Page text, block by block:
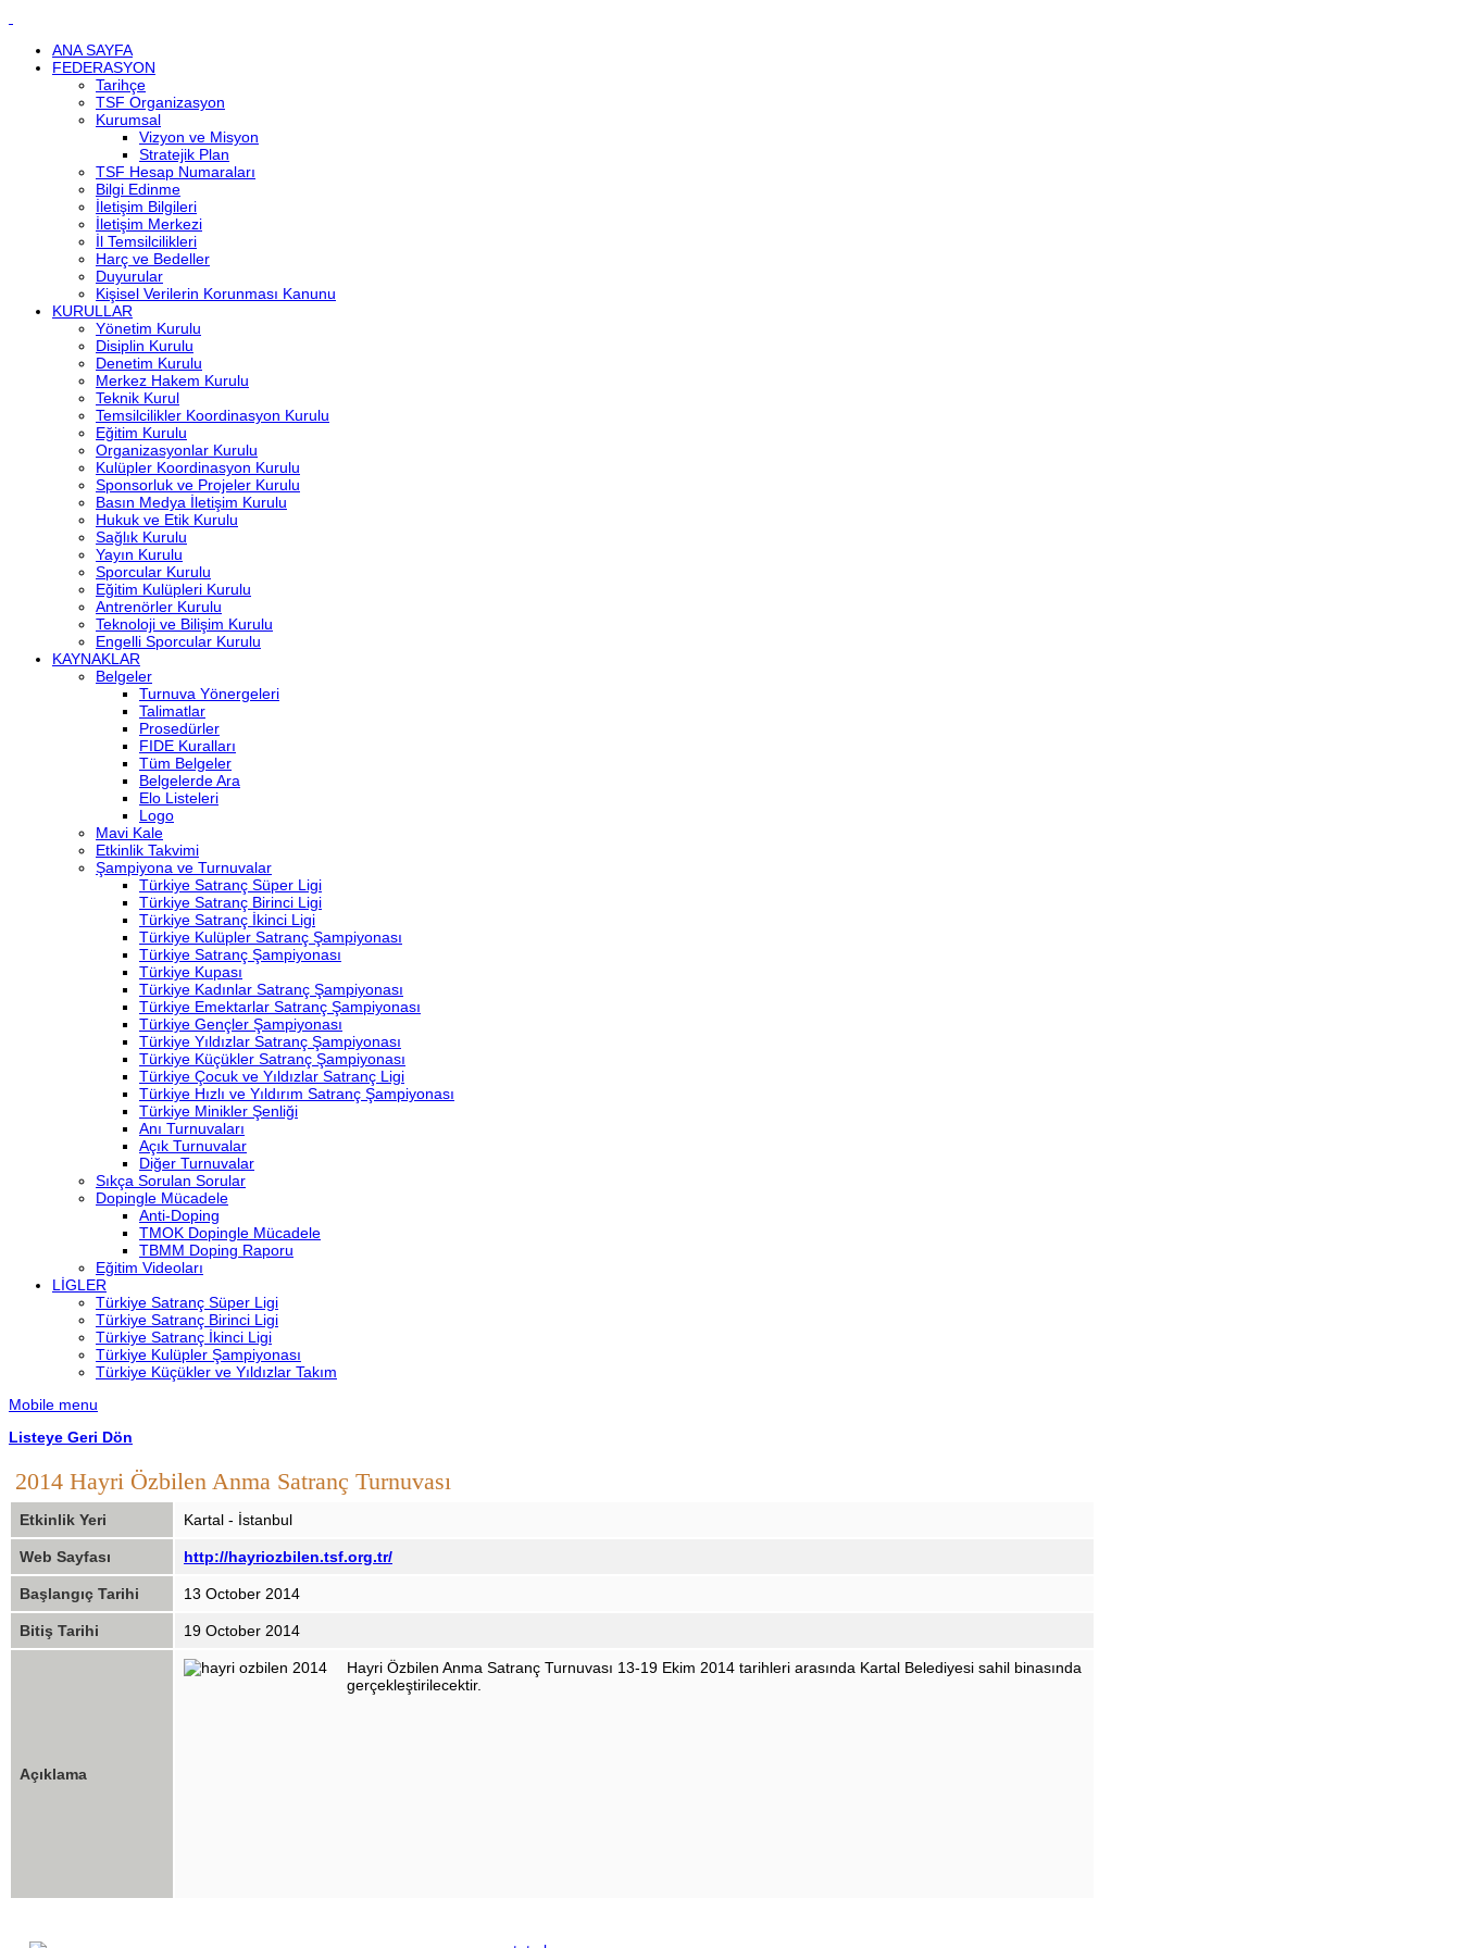
ANA SAYFA
FEDERASYON
Tarihçe
TSF Organizasyon
Kurumsal
Vizyon ve Misyon
Stratejik Plan
TSF Hesap Numaraları
Bilgi Edinme
İletişim Bilgileri
İletişim Merkezi
İl Temsilcilikleri
Harç ve Bedeller
Duyurular
Kişisel Verilerin Korunması Kanunu
KURULLAR
Yönetim Kurulu
Disiplin Kurulu
Denetim Kurulu
Merkez Hakem Kurulu
Teknik Kurul
Temsilcilikler Koordinasyon Kurulu
Eğitim Kurulu
Organizasyonlar Kurulu
Kulüpler Koordinasyon Kurulu
Sponsorluk ve Projeler Kurulu
Basın Medya İletişim Kurulu
Hukuk ve Etik Kurulu
Sağlık Kurulu
Yayın Kurulu
Sporcular Kurulu
Eğitim Kulüpleri Kurulu
Antrenörler Kurulu
Teknoloji ve Bilişim Kurulu
Engelli Sporcular Kurulu
KAYNAKLAR
Belgeler
Turnuva Yönergeleri
Talimatlar
Prosedürler
FIDE Kuralları
Tüm Belgeler
Belgelerde Ara
Elo Listeleri
Logo
Mavi Kale
Etkinlik Takvimi
Şampiyona ve Turnuvalar
Türkiye Satranç Süper Ligi
Türkiye Satranç Birinci Ligi
Türkiye Satranç İkinci Ligi
Türkiye Kulüpler Satranç Şampiyonası
Türkiye Satranç Şampiyonası
Türkiye Kupası
Türkiye Kadınlar Satranç Şampiyonası
Türkiye Emektarlar Satranç Şampiyonası
Türkiye Gençler Şampiyonası
Türkiye Yıldızlar Satranç Şampiyonası
Türkiye Küçükler Satranç Şampiyonası
Türkiye Çocuk ve Yıldızlar Satranç Ligi
Türkiye Hızlı ve Yıldırım Satranç Şampiyonası
Türkiye Minikler Şenliği
Anı Turnuvaları
Açık Turnuvalar
Diğer Turnuvalar
Sıkça Sorulan Sorular
Dopingle Mücadele
Anti-Doping
TMOK Dopingle Mücadele
TBMM Doping Raporu
Eğitim Videoları
LİGLER
Türkiye Satranç Süper Ligi
Türkiye Satranç Birinci Ligi
Türkiye Satranç İkinci Ligi
Türkiye Kulüpler Şampiyonası
Türkiye Küçükler ve Yıldızlar Takım
Mobile menu
Listeye Geri Dön
2014 Hayri Özbilen Anma Satranç Turnuvası
Etkinlik Yeri Kartal - İstanbul
Web Sayfası http://hayriozbilen.tsf.org.tr/
Başlangıç Tarihi 13 October 2014
Bitiş Tarihi 19 October 2014
Açıklama
Hayri Özbilen Anma Satranç Turnuvası 13-19 Ekim 2014 tarihleri arasında Kartal Belediyesi sahil binasında
gerçekleştirilecektir.